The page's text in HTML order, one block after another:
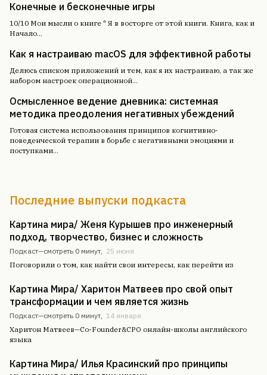
Конечные и бесконечные игры
10/10 Мои мысли о книге * Я в восторге от этой книги. Книга, как и
Начало...
Как я настраиваю macOS для эффективной работы
Делюсь списком приложений и тем, как я их настраиваю, а так же
набором настроек операционной...
Осмысленное ведение дневника: системная
методика преодоления негативных убеждений
Готовая система использования принципов когнитивно-
поведенческой терапии в борьбе с негативными эмоциями и
поступками...
Последние выпуски подкаста
Картина мира/ Женя Курышев про инженерный
подход, творчество, бизнес и сложность
Подкаст—смотреть 0 минут, 25 июня
Поговорили о том, как найти свои интересы, как перейти из
Картина Мира/ Харитон Матвеев про свой опыт
трансформации и чем является жизнь
Подкаст—смотреть 0 минут, 14 января
Харитон Матвеев—Co-Founder&CPO онлайн-школы английского
языка
Картина Мира/ Илья Красинский про принципы